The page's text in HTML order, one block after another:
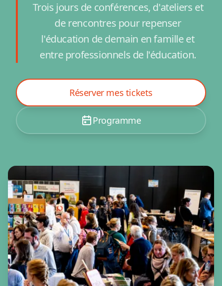
Trois jours de conférences, d'ateliers et
de rencontres pour repenser
l'éducation de demain en famille et
entre professionnels de l'éducation.
Réserver mes tickets
Programme